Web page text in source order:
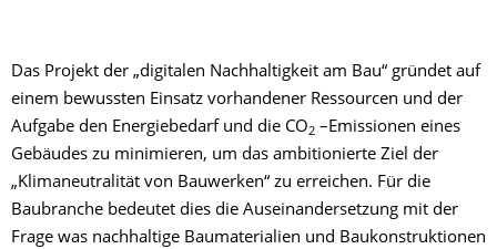
Das Projekt der „digitalen Nachhaltigkeit am Bau“ gründet auf
einem bewussten Einsatz vorhandener Ressourcen und der
Aufgabe den Energiebedarf und die CO2 –Emissionen eines
Gebäudes zu minimieren, um das ambitionierte Ziel der
„Klimaneutralität von Bauwerken“ zu erreichen. Für die
Baubranche bedeutet dies die Auseinandersetzung mit der
Frage was nachhaltige Baumaterialien und Baukonstruktionen